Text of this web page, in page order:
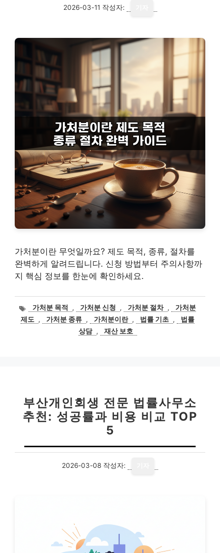
2026-03-11 작성자:
가처분이란 무엇일까요? 제도 목적, 종류, 절차를
완벽하게 알려드립니다. 신청 방법부터 주의사항까
지 핵심 정보를 한눈에 확인하세요.
태
그
가처분 목적 , 가처분 신청 , 가처분 절차 ,
가처분
제도
, 가처분 종류 , 가처분이란 , 법률 기초 ,
법률
상담 , 재산 보호
부산개인회생 전문 법률사무소
추천: 성공률과 비용 비교 TOP
5
2026-03-08 작성자: